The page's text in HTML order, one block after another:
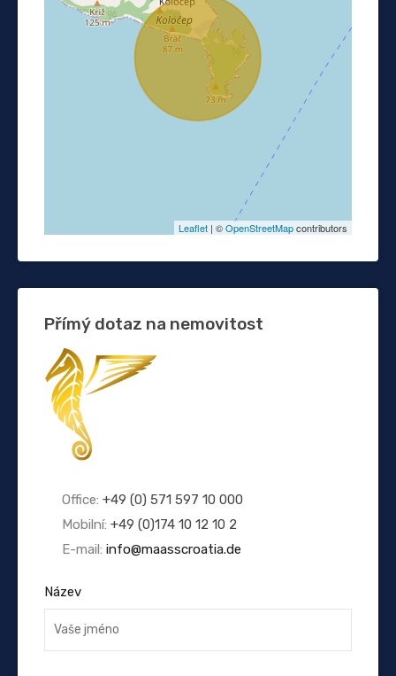
Leaflet | ©OpenStreetMapcontributors
Přímý dotaz na nemovitost
Office: +49 (0) 571 597 10 000
Mobilní: +49 (0)174 10 12 10 2
E-mail: info@maasscroatia.de
Název